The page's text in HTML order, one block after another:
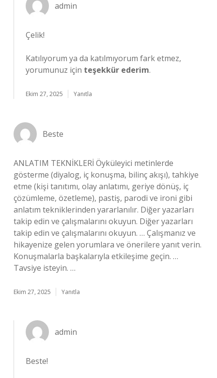
admin
Çelik!
Katılıyorum ya da katılmıyorum fark etmez,
yorumunuz için teşekkür ederim.
Ekim 27, 2025 Yanıtla
Beste
ANLATIM TEKNİKLERİ Öyküleyici metinlerde
gösterme (diyalog, iç konuşma, bilinç akışı), tahkiye
etme (kişi tanıtımı, olay anlatımı, geriye dönüş, iç
çözümleme, özetleme), pastiş, parodi ve ironi gibi
anlatım tekniklerinden yararlanılır. Diğer yazarları
takip edin ve çalışmalarını okuyun. Diğer yazarları
takip edin ve çalışmalarını okuyun. … Çalışmanız ve
hikayenize gelen yorumlara ve önerilere yanıt verin.
Konuşmalarla başkalarıyla etkileşime geçin. …
Tavsiye isteyin. …
Ekim 27, 2025 Yanıtla
admin
Beste!